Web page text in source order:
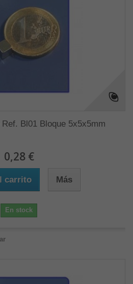
Ref. Bl01 Bloque 5x5x5mm
0,28 €
carrito Más
En stock